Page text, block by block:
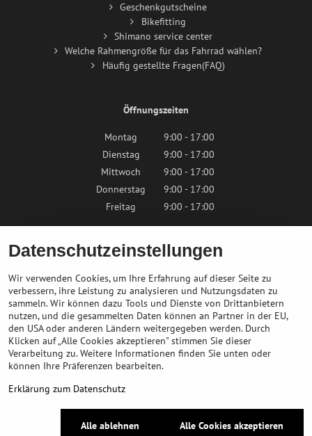
Geschenkgutscheine
Bikefitting
Shimano service center
Welche Rahmengröße für das Fahrrad wählen?
Häufig gestellte Fragen(FAQ)
Öffnungszeiten
Montag
9:00 - 17:00
Dienstag
9:00 - 17:00
Mittwoch
9:00 - 17:00
Donnerstag
9:00 - 17:00
Freitag
9:00 - 17:00
Samstag
9:00 - 12:00
Sonntag
Geschlossen
Kontaktieren Sie uns
info@bikepeak.at
+436764858804
©
Urheberrecht
Datenschutzeinstellungen
Wir verwenden Cookies, um Ihre Erfahrung auf dieser Seite zu
verbessern, ihre Leistung zu analysieren und Nutzungsdaten zu
sammeln. Wir können dazu Tools und Dienste von Drittanbietern
nutzen, und die gesammelten Daten können an Partner in der EU,
den USA oder anderen Ländern weitergegeben werden. Durch
Klicken auf „Alle Cookies akzeptieren" stimmen Sie dieser
Verarbeitung zu. Weitere Informationen finden Sie unten oder
können Ihre Präferenzen bearbeiten.
Erklärung zum Datenschutz
Alle Cookies akzeptieren
Alle ablehnen